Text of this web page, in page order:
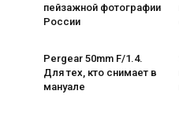
пейзажной фотографии
России
Pergear 50mm F/1.4.
Для тех, кто снимает в
мануале